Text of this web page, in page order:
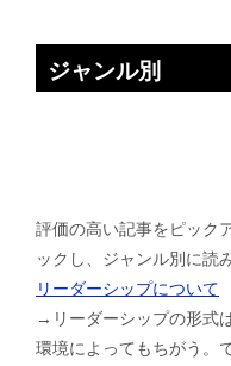
ジャンル別
評価の高い記事をピック
ックし、ジャンル別に読
リーダーシップについて
→リーダーシップの形式
環境によってもちがう。